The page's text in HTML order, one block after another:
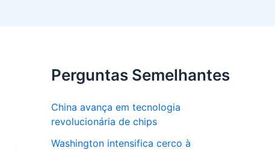
Perguntas Semelhantes
China avança em tecnologia
revolucionária de chips
Washington intensifica cerco à